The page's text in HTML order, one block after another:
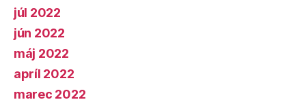
júl 2022
jún 2022
máj 2022
apríl 2022
marec 2022